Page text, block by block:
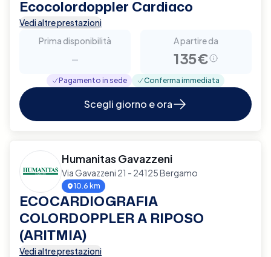
Ecocolordoppler Cardiaco
Vedi altre prestazioni
Prima disponibilità
-
A partire da
135€
Pagamento in sede Conferma immediata
Scegli giorno e ora
Humanitas Gavazzeni
Via Gavazzeni 21 - 24125 Bergamo
10.6 km
ECOCARDIOGRAFIA
COLORDOPPLER A RIPOSO
(ARITMIA)
Vedi altre prestazioni